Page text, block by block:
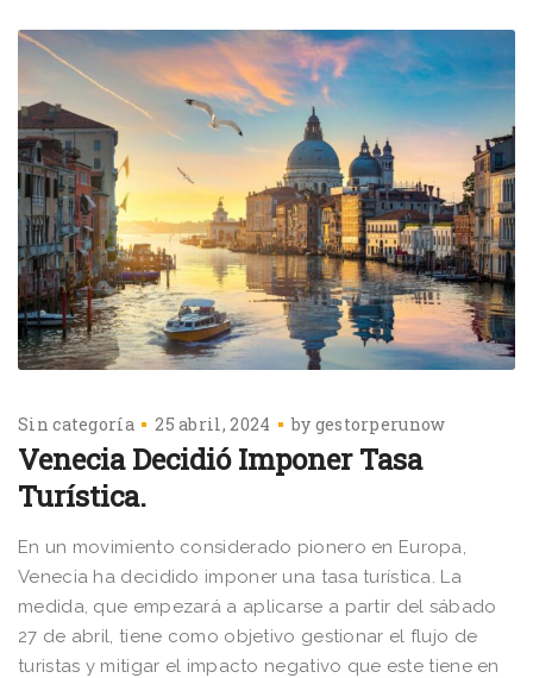
Sin categoría 25 abril, 2024 by gestorperunow
Venecia Decidió Imponer Tasa
Turística.
En un movimiento considerado pionero en Europa,
Venecia ha decidido imponer una tasa turística. La
medida, que empezará a aplicarse a partir del sábado
27 de abril, tiene como objetivo gestionar el flujo de
turistas y mitigar el impacto negativo que este tiene en